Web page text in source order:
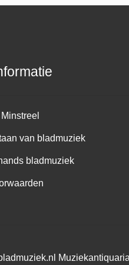
van bladmuziek
bladmuziek